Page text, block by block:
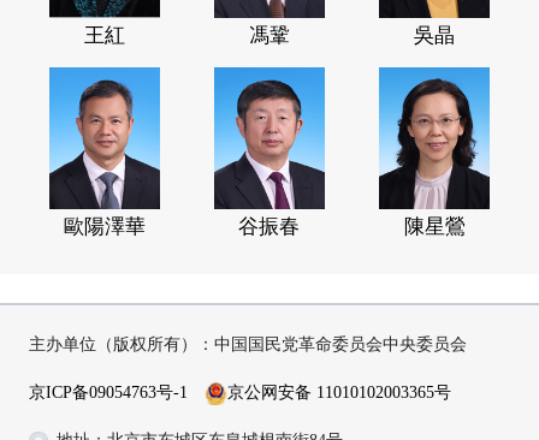
王紅 馮鞏 吳晶
歐陽澤華 谷振春 陳星鶯
主办单位（版权所有）：中国国民党革命委员会中央委员会
京ICP备09054763号-1 京公网安备 11010102003365号